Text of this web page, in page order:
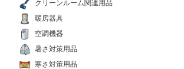
クリーンルーム関連用品
暖房器具
空調機器
暑さ対策用品
寒さ対策用品